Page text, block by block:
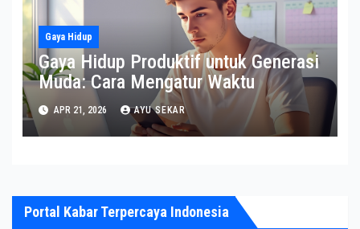
Gaya Hidup
Gaya Hidup Produktif untuk Generasi
Muda: Cara Mengatur Waktu
APR 21, 2026 AYU SEKAR
Portal Kabar Terpercaya Indonesia